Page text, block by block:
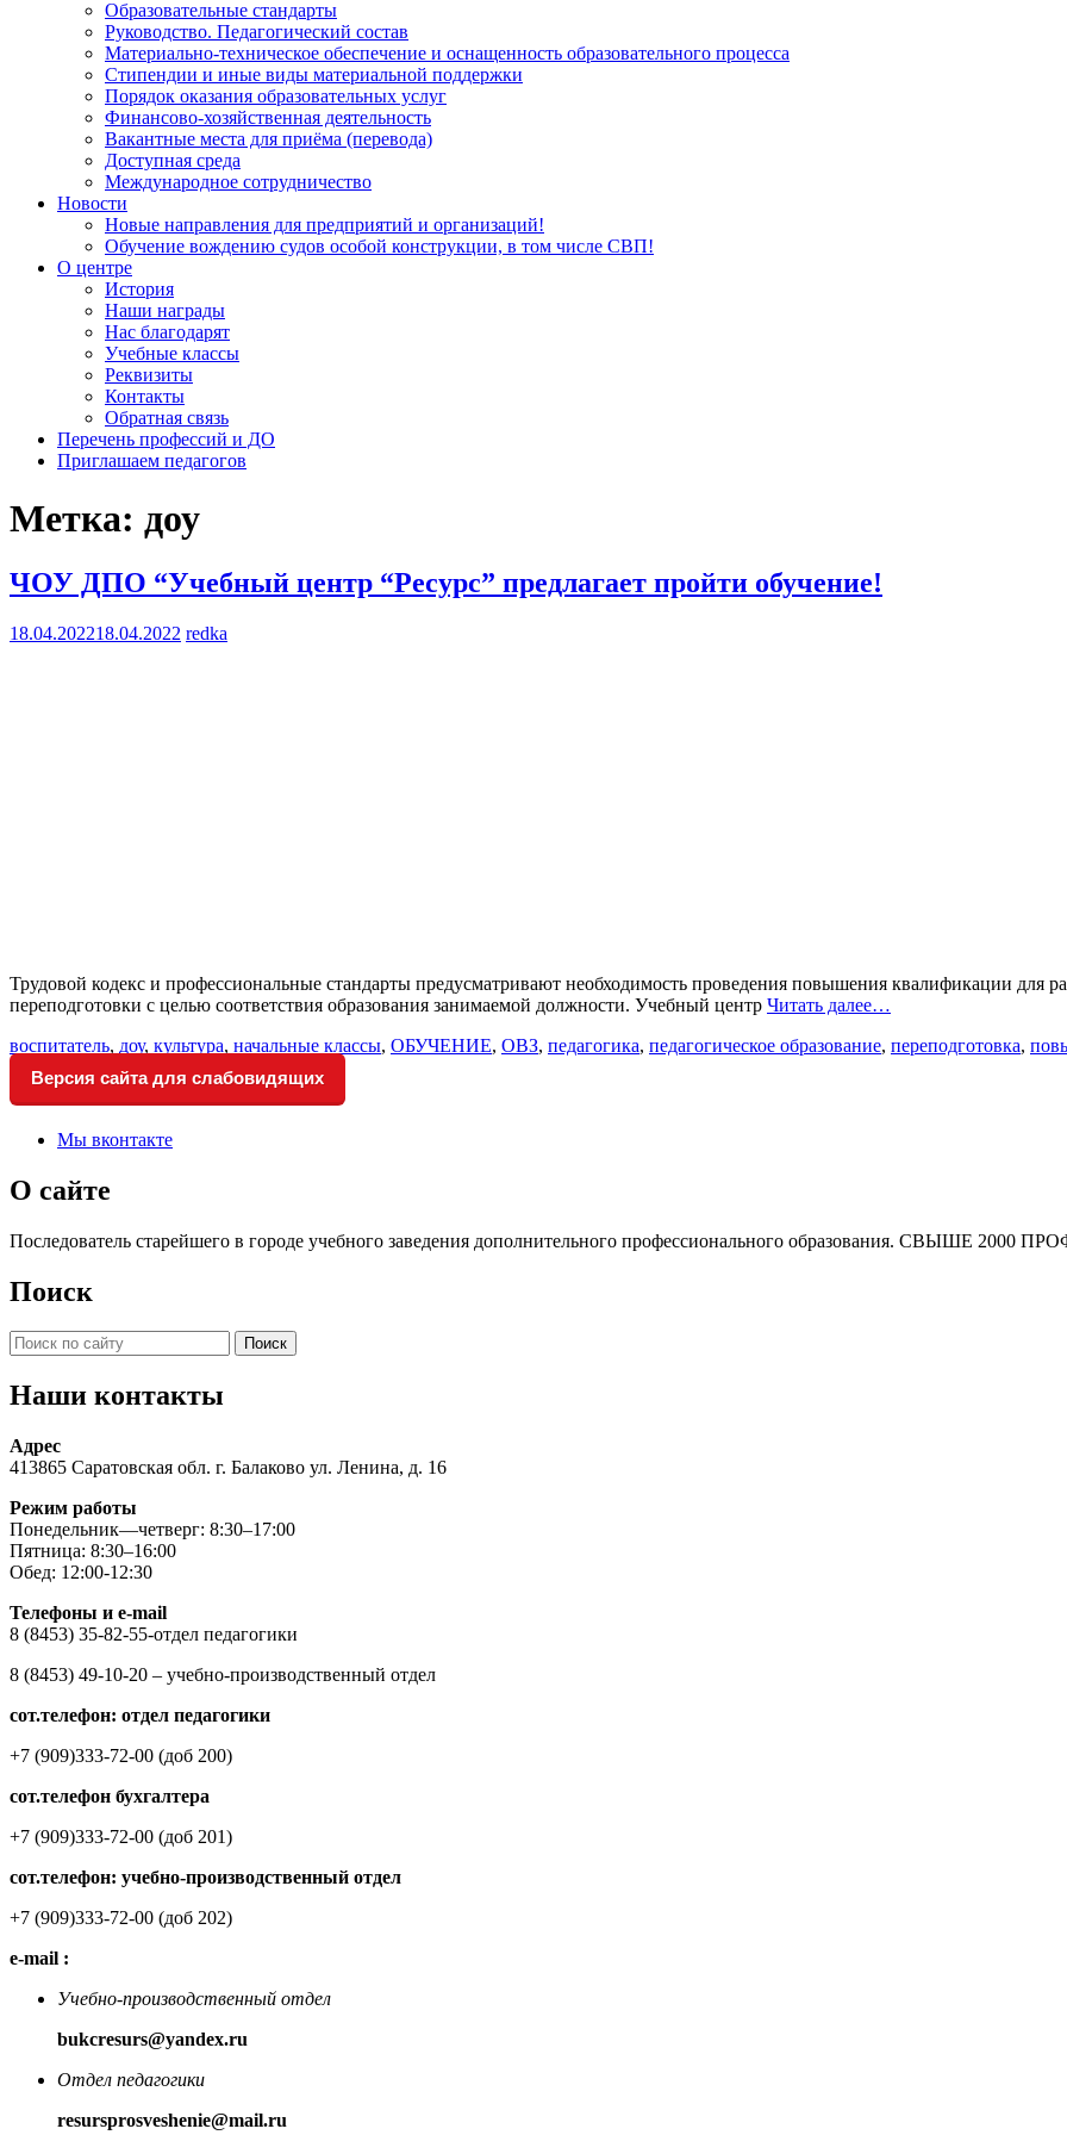
Образовательные стандарты
Руководство. Педагогический состав
Материально-техническое обеспечение и оснащенность образовательного процесса
Стипендии и иные виды материальной поддержки
Порядок оказания образовательных услуг
Финансово-хозяйственная деятельность
Вакантные места для приёма (перевода)
Доступная среда
Международное сотрудничество
Новости
Новые направления для предприятий и организаций!
Обучение вождению судов особой конструкции, в том числе СВП!
О центре
История
Наши награды
Нас благодарят
Учебные классы
Реквизиты
Контакты
Обратная связь
Перечень профессий и ДО
Приглашаем педагогов
Метка: доу
ЧОУ ДПО “Учебный центр “Ресурс” предлагает пройти обучение!
18.04.202218.04.2022 redka
Трудовой кодекс и профессиональные стандарты предусматривают необходимость проведения повышения квалификации для
переподготовки с целью соответствия образования занимаемой должности. Учебный центр Читать далее…
воспитатель, доу, культура, начальные классы, ОБУЧЕНИЕ, ОВЗ, педагогика, педагогическое образование, переподготовка,
Версия сайта для слабовидящих
Мы вконтакте
О сайте
Последователь старейшего в городе учебного заведения дополнительного профессионального образования. СВЫШЕ 2000
Поиск
Искать:
Наши контакты
Адрес
413865 Саратовская обл. г. Балаково ул. Ленина, д. 16
Режим работы
Понедельник—четверг: 8:30–17:00
Пятница: 8:30–16:00
Обед: 12:00-12:30
Телефоны и e-mail
8 (8453) 35-82-55-отдел педагогики
8 (8453) 49-10-20 – учебно-производственный отдел
сот.телефон: отдел педагогики
+7 (909)333-72-00 (доб 200)
сот.телефон бухгалтера
+7 (909)333-72-00 (доб 201)
сот.телефон: учебно-производственный отдел
+7 (909)333-72-00 (доб 202)
e-mail :
Учебно-производственный отдел
bukcresurs@yandex.ru
Отдел педагогики
resursprosveshenie@mail.ru